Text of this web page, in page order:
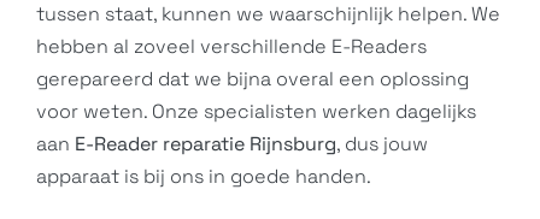
tussen staat, kunnen we waarschijnlijk helpen. We
hebben al zoveel verschillende E-Readers
gerepareerd dat we bijna overal een oplossing
voor weten. Onze specialisten werken dagelijks
aan E-Reader reparatie Rijnsburg, dus jouw
apparaat is bij ons in goede handen.